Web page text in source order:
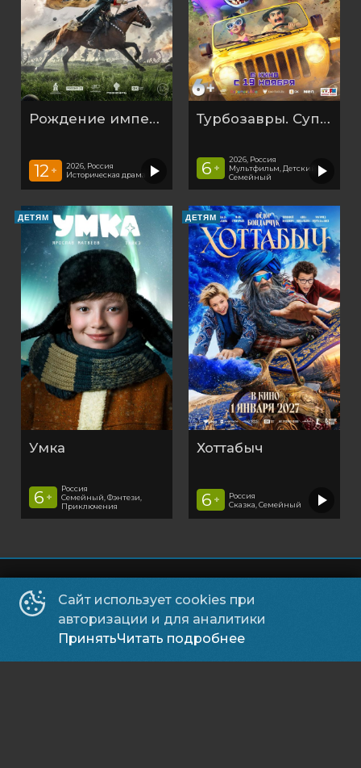
Рождение империи
12 +
2026, Россия
Историческая драма
Турбозавры. Суперфильм
6 +
2026, Россия
Мультфильм, Детский,
Семейный
ДЕТЯМ
Умка
6 +
Россия
Семейный, Фэнтези,
Приключения
ДЕТЯМ
Хоттабыч
6 +
Россия
Сказка, Семейный
Сайт использует cookies при
авторизации и для аналитики
ПринятьЧитать подробнее
Подписывайся